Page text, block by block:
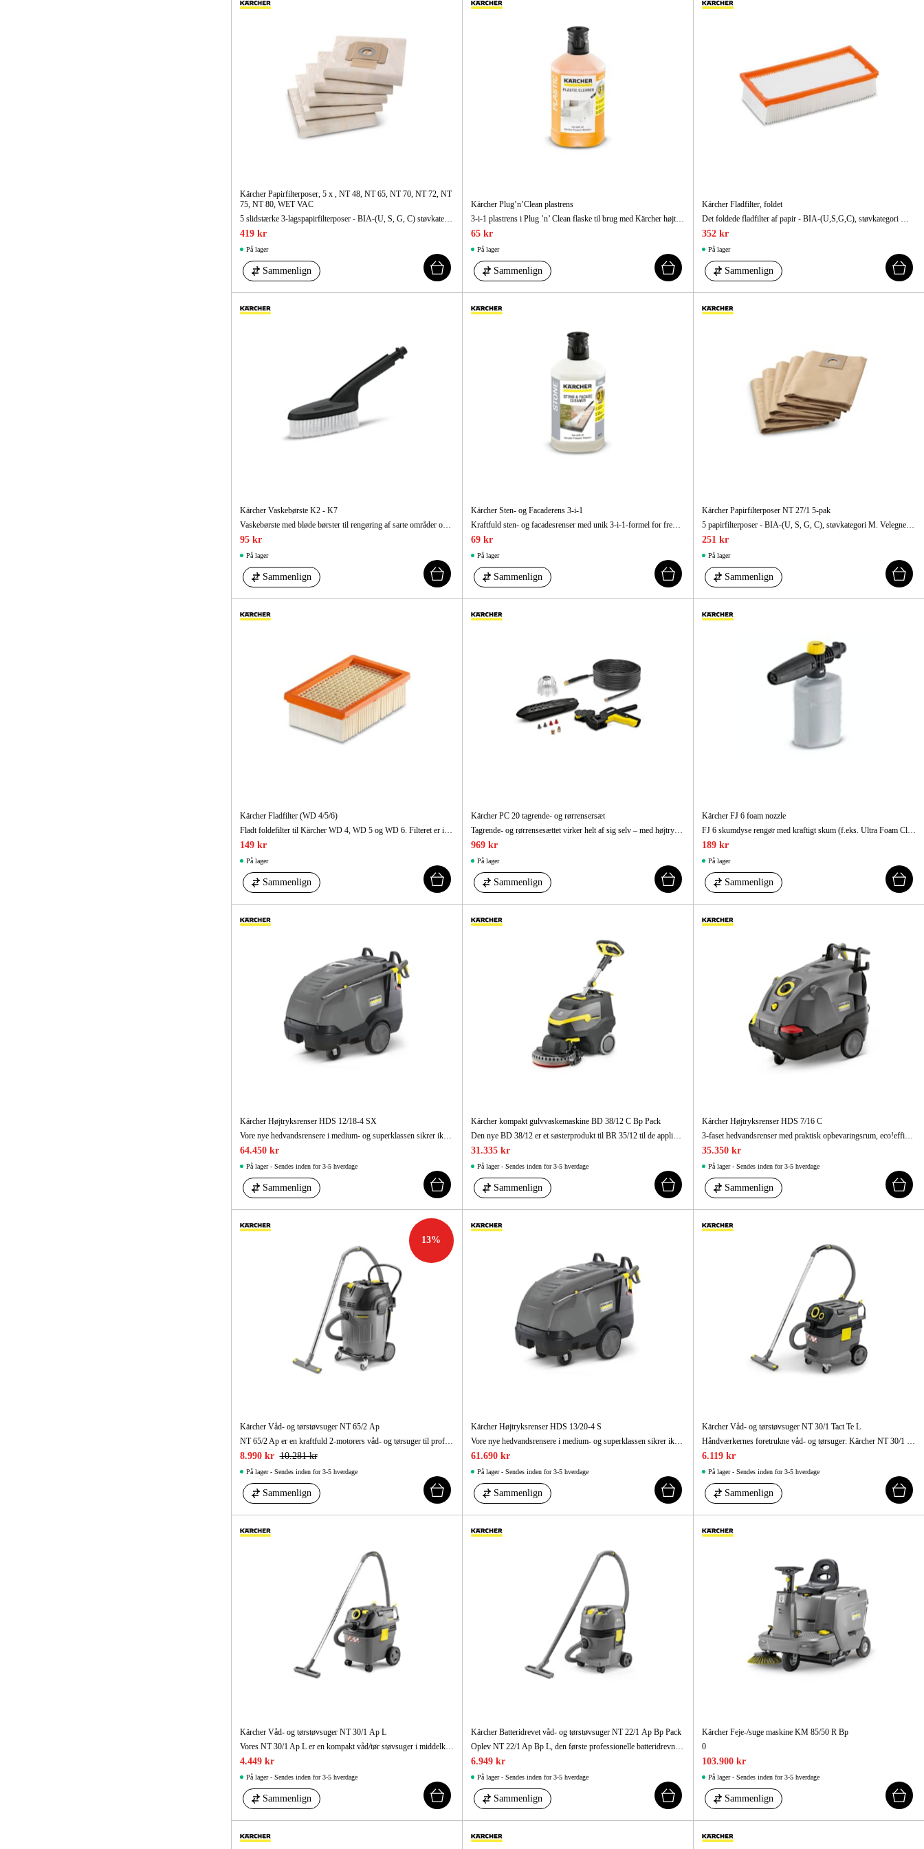
Kärcher Papirfilterposer, 5 x , NT 48, NT 65, NT 70, NT 72, NT
75, NT 80, WET VAC
5 slidstærke 3-lagspapirfilterposer - BIA-(U, S, G, C) støvkategori M. Til alle varianter af modellerne NT 48/1, NT 65/2 Eco + Me samt til NT 72/2 Eco Tc.
419 kr
På lager
Sammenlign
Kärcher Plug’n’Clean plastrens
3-i-1 plastrens i Plug ’n’ Clean flaske til brug med Kärcher højtryksrensere. Snavsopløsening, pleje og beskyttelse af materialer mod bl.a. UV.
65 kr
På lager
Sammenlign
Kärcher Fladfilter, foldet
Det foldede fladfilter af papir - BIA-(U,S,G,C), støvkategori M - er velegnet til modellerne NT 65/2 Eco, NT 65/2 Eco Tc, NT 65/2 Eco Me.
352 kr
På lager
Sammenlign
Kärcher Vaskebørste K2 - K7
Vaskebørste med bløde børster til rengøring af sarte områder og områder, der er svært tilgængelige. Passer til alle Kärcher K 2 til K 7 højtryksrensere.
95 kr
På lager
Sammenlign
Kärcher Sten- og Facaderens 3-i-1
Kraftfuld sten- og facadesrenser med unik 3-i-1-formel for fremragende rengøringsydelse. Med aktiv snavsfjerner, beskyttelsesformel mod resoiling og vind- og vejrbeskyttelse.
69 kr
På lager
Sammenlign
Kärcher Papirfilterposer NT 27/1 5-pak
5 papirfilterposer - BIA-(U, S, G, C), støvkategori M. Velegnet til NT 27/1 / Me Advanced.
251 kr
På lager
Sammenlign
Kärcher Fladfilter (WD 4/5/6)
Fladt foldefilter til Kärcher WD 4, WD 5 og WD 6. Filteret er indbygget i et magasin, hvilket betyder at filteret renses eller skiftes nemt uden kontakt med snavs.
149 kr
På lager
Sammenlign
Kärcher PC 20 tagrende- og rørrensersæt
Tagrende- og rørrensesættet virker helt af sig selv – med højtryk. Renser nemt nedløbsrør, tagrender og tilstopninger.
969 kr
På lager
Sammenlign
Kärcher FJ 6 foam nozzle
FJ 6 skumdyse rengør med kraftigt skum (f.eks. Ultra Foam Cleaner).
189 kr
På lager
Sammenlign
Kärcher Højtryksrenser HDS 12/18-4 SX
Vore nye hedvandsrensere i medium- og superklassen sikrer ikke bare perfekt rengøring; de er også særdeles hårdføre og nemme at arbejde med.
64.450 kr
På lager - Sendes inden for 3-5 hverdage
Sammenlign
Kärcher kompakt gulvvaskemaskine BD 38/12 C Bp Pack
Den nye BD 38/12 er et søsterprodukt til BR 35/12 til de applikationer hvor en disc maskine er at foretrække fremfor en maskine med radialbørste.
31.335 kr
På lager - Sendes inden for 3-5 hverdage
Sammenlign
Kärcher Højtryksrenser HDS 7/16 C
3-faset hedvandsrenser med praktisk opbevaringsrum, eco!efficiency, enknapsbetjening, indbyggede tanke og EASY!Force pistol.
35.350 kr
På lager - Sendes inden for 3-5 hverdage
Sammenlign
13%
Kärcher Våd- og tørstøvsuger NT 65/2 Ap
NT 65/2 Ap er en kraftfuld 2-motorers våd- og tørsuger til professionel brug. Dens sugeevne er stort set konstant, fordi det foldede fladfilter renses med luft.
8.990 kr 10.281 kr
På lager - Sendes inden for 3-5 hverdage
Sammenlign
Kärcher Højtryksrenser HDS 13/20-4 S
Vore nye hedvandsrensere i medium- og superklassen sikrer ikke bare perfekt rengøring; de er også særdeles hårdføre og nemme at arbejde med.
61.690 kr
På lager - Sendes inden for 3-5 hverdage
Sammenlign
Kärcher Våd- og tørstøvsuger NT 30/1 Tact Te L
Håndværkernes foretrukne våd- og tørsuger: Kärcher NT 30/1 Tact Te med strømudtag (automatisk tænd-/slukkontakt) og Tact-filterrensning, så arbejdet ikke skal afbrydes.
6.119 kr
På lager - Sendes inden for 3-5 hverdage
Sammenlign
Kärcher Våd- og tørstøvsuger NT 30/1 Ap L
Vores NT 30/1 Ap L er en kompakt våd/tør støvsuger i middelklassen med fantastisk sugeevne, høj kvalitet, samt holdebare komponenter og et stort udvalg af tilbehør.
4.449 kr
På lager - Sendes inden for 3-5 hverdage
Sammenlign
Kärcher Batteridrevet våd- og tørstøvsuger NT 22/1 Ap Bp Pack
Oplev NT 22/1 Ap Bp L, den første professionelle batteridrevne våd-/tør støvsugere fra Kärcher. Det kompakte design og den lave vægt gør den ideel til at have med alle steder.
6.949 kr
På lager - Sendes inden for 3-5 hverdage
Sammenlign
Kärcher Feje-/suge maskine KM 85/50 R Bp
0
103.900 kr
På lager - Sendes inden for 3-5 hverdage
Sammenlign